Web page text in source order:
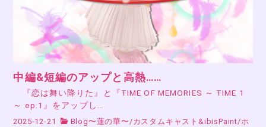
中編&短編のアップと高熱……
『恋は舞い降りた』と『TIME OF MEMORIES ～ TIME 1
～ ep.1』をアップし…
2025-12-21 Blog〜蓮の華〜/カスタムキャスト&ibisPaint/ホ